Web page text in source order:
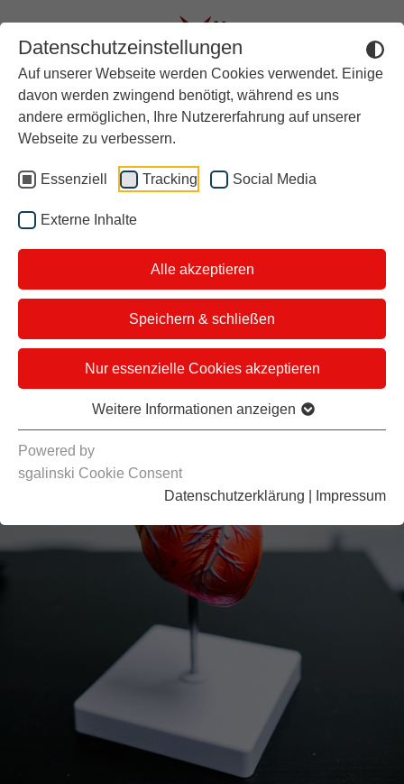
Datenschutzeinstellungen
Auf unserer Webseite werden Cookies verwendet. Einige
davon werden zwingend benötigt, während es uns
andere ermöglichen, Ihre Nutzererfahrung auf unserer
Webseite zu verbessern.
Essenziell Tracking Social Media
Externe Inhalte
Alle akzeptieren
Speichern & schließen
Nur essenzielle Cookies akzeptieren
Weitere Informationen anzeigen
Powered by
sgalinski Cookie Consent
Datenschutzerklärung
Impressum
Organspende rettet Leben
Hier finden Sie Infos.
Aktuell
Rückblick
Über stern TV
Der Moderator
i&u Studios